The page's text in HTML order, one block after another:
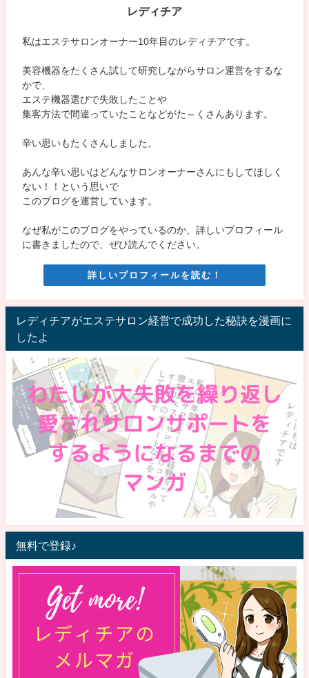
レディチア
私はエステサロンオーナー10年目のレディチアです。
美容機器をたくさん試して研究しながらサロン運営をするな
かで、
エステ機器選びで失敗したことや
集客方法で間違っていたことなどがた～くさんあります。
辛い思いもたくさんしました。
あんな辛い思いはどんなサロンオーナーさんにもしてほしく
ない！！という思いで
このブログを運営しています。
なぜ私がこのブログをやっているのか、詳しいプロフィール
に書きましたので、ぜひ読んでください。
詳しいプロフィールを読む！
レディチアがエステサロン経営で成功した秘訣を漫画に
したよ
無料で登録♪